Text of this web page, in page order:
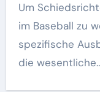
Um Schiedsrichter bei den Savannah Bananas
im Baseball zu
spezifische
die